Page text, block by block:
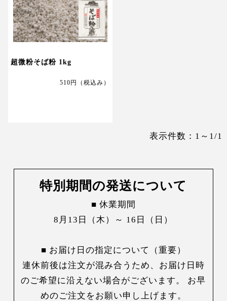
超微粉そば粉 1kg
510円 （税込み）
表示件数：1～1/1
特別期間の発送について
■ 休業期間
8月13日（木）～ 16日（日）
■ お届け日の指定について（重要）
連休前後は注文が混み合うため、お届け日時
のご希望に沿えない場合がございます。 お早
めのご注文をお願い申し上げます。